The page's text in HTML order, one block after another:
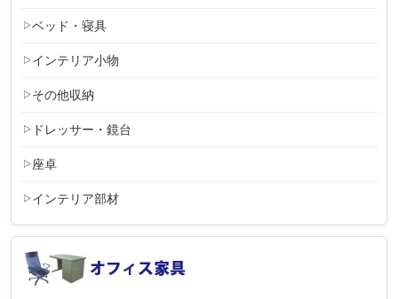
ベッド・寝具
インテリア小物
その他収納
ドレッサー・鏡台
座卓
インテリア部材